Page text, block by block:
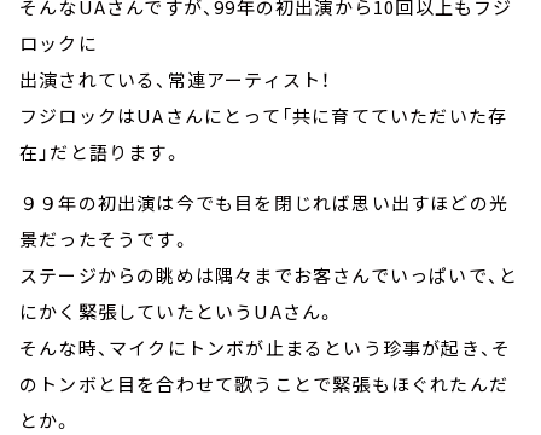
そんなUAさんですが、99年の初出演から10回以上もフジ
ロックに
出演されている、常連アーティスト！
フジロックはUAさんにとって「共に育てていただいた存
在」だと語ります。
９９年の初出演は今でも目を閉じれば思い出すほどの光
景だったそうです。
ステージからの眺めは隅々までお客さんでいっぱいで、と
にかく緊張していたというUAさん。
そんな時、マイクにトンボが止まるという珍事が起き、そ
のトンボと目を合わせて歌うことで緊張もほぐれたんだ
とか。